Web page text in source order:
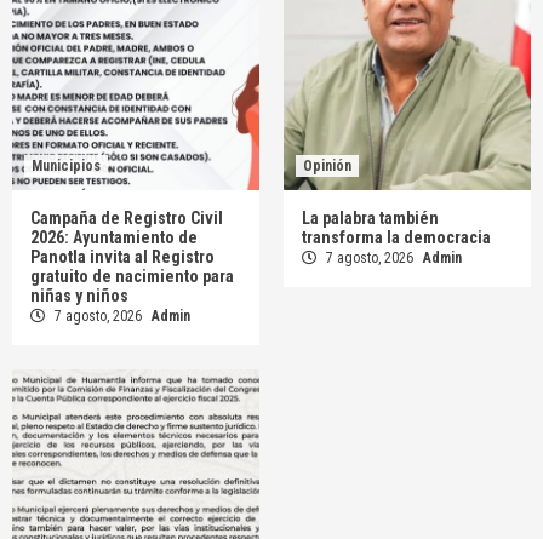
Municipios
Campaña de Registro Civil
2026: Ayuntamiento de
Panotla invita al Registro
gratuito de nacimiento para
niñas y niños
7 agosto, 2026 Admin
Opinión
La palabra también
transforma la democracia
7 agosto, 2026 Admin